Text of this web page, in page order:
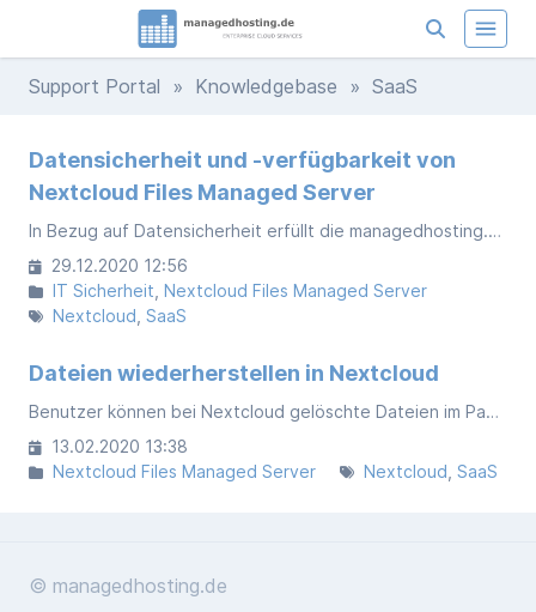
Support Portal » Knowledgebase » SaaS
Datensicherheit und -verfügbarkeit von
Nextcloud Files Managed Server
In Bezug auf Datensicherheit erfüllt die managedhosting.de mit ihrem Nextcloud Files Managed Server neben der Zertifizierung nach ISO 27001 auch in der technischen Umsetzung höchste Anforderungen. Alle Service VMs werden aller 24h gesichert.
29.12.2020 12:56
IT Sicherheit Nextcloud Files Managed Server
Nextcloud SaaS
Dateien wiederherstellen in Nextcloud
Benutzer können bei Nextcloud gelöschte Dateien im Papierkorb wiederherstellen. Gelöschte Dateien werden vorerst in den Papierkorb verschoben und bleiben dort entweder unbegrenzt oder für 30 Tage gespeichert, bevor sie endgültig gelöscht werden.
13.02.2020 13:38
Nextcloud Files Managed Server
Nextcloud SaaS
© managedhosting.de